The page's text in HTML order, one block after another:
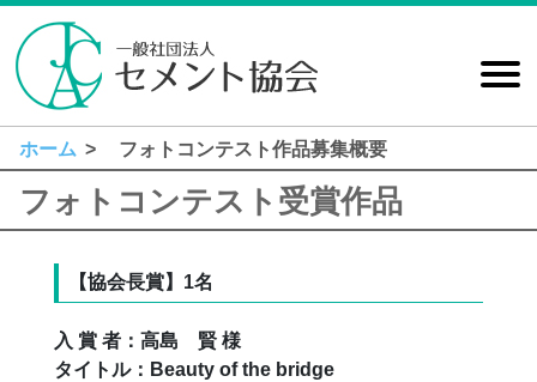
セメント協会とは
セメント産業の概要
統計情報
研究活動、受託試験
セメントの基礎知識
出版・販売
ホーム フォトコンテスト作品募集概要
フォトコンテスト受賞作品
【協会長賞】1名
入 賞 者：高島 賢 様
タイトル：Beauty of the bridge